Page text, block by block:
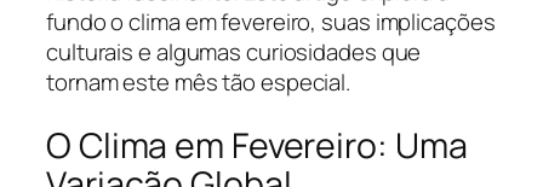
fundo o clima em fevereiro, suas implicações
culturais e algumas curiosidades que
tornam este mês tão especial.
O Clima em Fevereiro: Uma